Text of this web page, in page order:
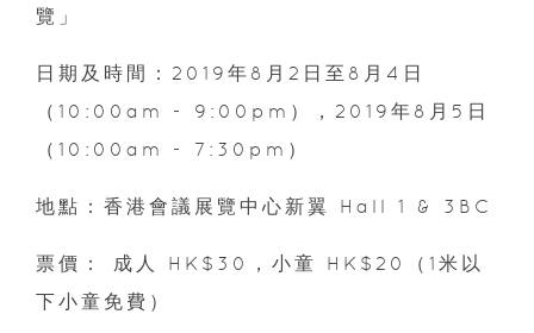
覽」
日期及時間：2019年8月2日至8月4日
（10:00am - 9:00pm），2019年8月5日
（10:00am - 7:30pm）
地點：香港會議展覽中心新翼 Hall 1 & 3BC
票價： 成人 HK$30，小童 HK$20（1米以
下小童免費）